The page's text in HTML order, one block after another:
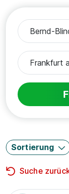
Sortierung
Suche